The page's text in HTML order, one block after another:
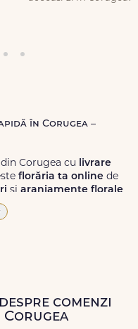
în Corugea –
Corugea cu livrare
florăria ta online de
și aranjamente florale
în toată România.
weekend, pentru ca tu
când ai nevoie.
comenzi